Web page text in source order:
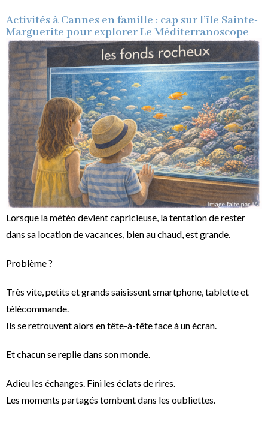
Activités à Cannes en famille : cap sur l’île Sainte-
Marguerite pour explorer Le Méditerranoscope
Lorsque la météo devient capricieuse, la tentation de rester
dans sa location de vacances, bien au chaud, est grande.
Problème ?
Très vite, petits et grands saisissent smartphone, tablette et
télécommande.
Ils se retrouvent alors en tête-à-tête face à un écran.
Et chacun se replie dans son monde.
Adieu les échanges. Fini les éclats de rires.
Les moments partagés tombent dans les oubliettes.